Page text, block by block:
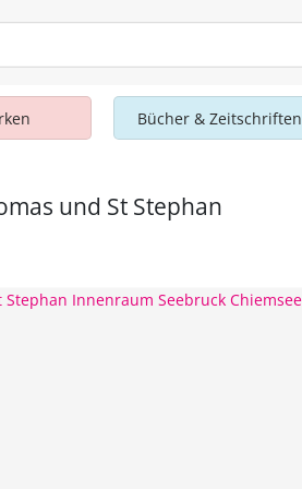
Bücher & Zeitschriften
und St Stephan